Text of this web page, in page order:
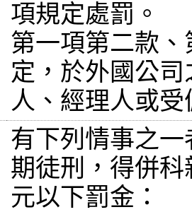
項規定處罰。
第一項第二款
定，於外國公
人、經理人或
有下列情事之
期徒刑，得併
元以下罰金：